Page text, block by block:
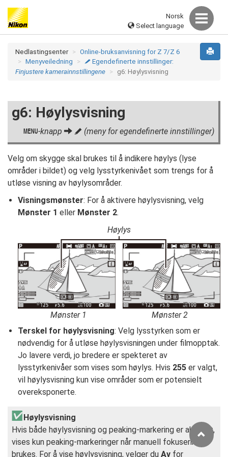
Norsk
Select language
Nedlastingsenter
Online-bruksanvisning for Z 7/Z 6
Menyveiledning
A Egendefinerte innstillinger:
Finjustere kamerainnstillingene
g6: Høylysvisning
g6: Høylysvisning
G-knapp A (meny for egendefinerte innstillinger)
Velg om skygge skal brukes til å indikere høylys (lyse
områder i bildet) og velg lysstyrkenivået som trengs for å
utløse visning av høylysområder.
Visningsmønster: For å aktivere høylysvisning, velg
Mønster 1 eller Mønster 2.
Høylys
Mønster 1
Mønster 2
Terskel for høylysvisning: Velg lysstyrken som er
nødvendig for å utløse høylysvisningen under filmopptak.
Jo lavere verdi, jo bredere er spekteret av
lysstyrkenivåer som vises som høylys. Hvis 255 er valgt,
vil høylysvisning kun vise områder som er potensielt
overeksponerte.
Høylysvisning
Hvis både høylysvisning og peaking-markering er aktivert,
vises kun peaking-markeringer når manuell fokusering
brukes. For å vise høylysvisning, velger du Av for